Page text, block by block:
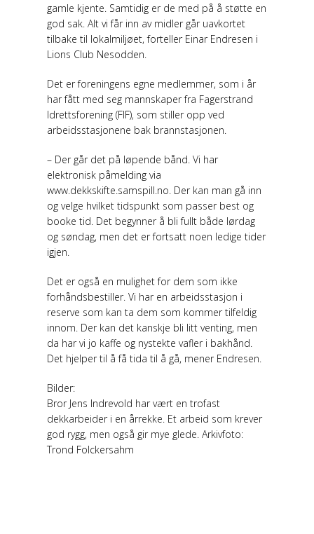
gamle kjente. Samtidig er de med på å støtte en
god sak. Alt vi får inn av midler går uavkortet
tilbake til lokalmiljøet, forteller Einar Endresen i
Lions Club Nesodden.
Det er foreningens egne medlemmer, som i år
har fått med seg mannskaper fra Fagerstrand
Idrettsforening (FIF), som stiller opp ved
arbeidsstasjonene bak brannstasjonen.
– Der går det på løpende bånd. Vi har
elektronisk påmelding via
www.dekkskifte.samspill.no. Der kan man gå inn
og velge hvilket tidspunkt som passer best og
booke tid. Det begynner å bli fullt både lørdag
og søndag, men det er fortsatt noen ledige tider
igjen.
Det er også en mulighet for dem som ikke
forhåndsbestiller. Vi har en arbeidsstasjon i
reserve som kan ta dem som kommer tilfeldig
innom. Der kan det kanskje bli litt venting, men
da har vi jo kaffe og nystekte vafler i bakhånd.
Det hjelper til å få tida til å gå, mener Endresen.
Bilder:
Bror Jens Indrevold har vært en trofast
dekkarbeider i en årrekke. Et arbeid som krever
god rygg, men også gir mye glede. Arkivfoto:
Trond Folckersahm